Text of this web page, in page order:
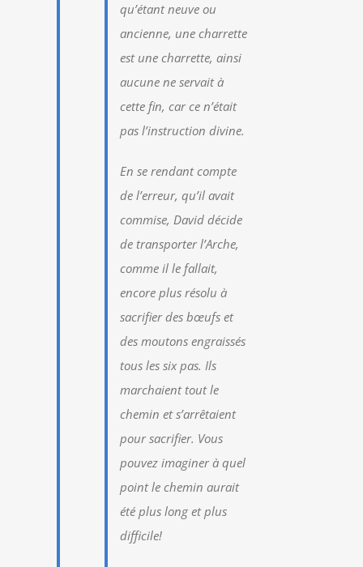
qu’étant neuve ou
ancienne, une charrette
est une charrette, ainsi
aucune ne servait à
cette fin, car ce n’était
pas l’instruction divine.
En se rendant compte
de l’erreur, qu’il avait
commise, David décide
de transporter l’Arche,
comme il le fallait,
encore plus résolu à
sacrifier des bœufs et
des moutons engraissés
tous les six pas. Ils
marchaient tout le
chemin et s’arrêtaient
pour sacrifier. Vous
pouvez imaginer à quel
point le chemin aurait
été plus long et plus
difficile!